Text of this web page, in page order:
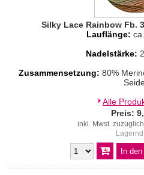
Silky Lace Rainbow Fb.
Lauflänge:
Nadelstärke:
Zusammensetzung: 80%
Alle
Preis:
inkl. Mwst. zuzüglich